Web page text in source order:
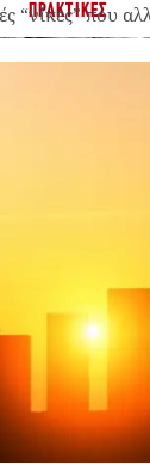
ΠΡΑΚΤΙΚΕΣ
“νίκες” που